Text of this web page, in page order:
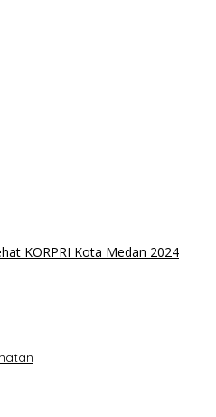
KORPRI Kota Medan 2024